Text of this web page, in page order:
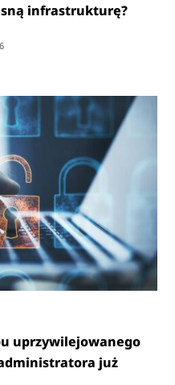
infrastrukturę?
uprzywilejowanego
już